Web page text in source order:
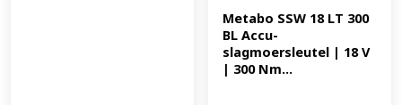
Metabo SSW 18 LT 300
BL Accu-
slagmoersleutel | 18 V
| 300 Nm...